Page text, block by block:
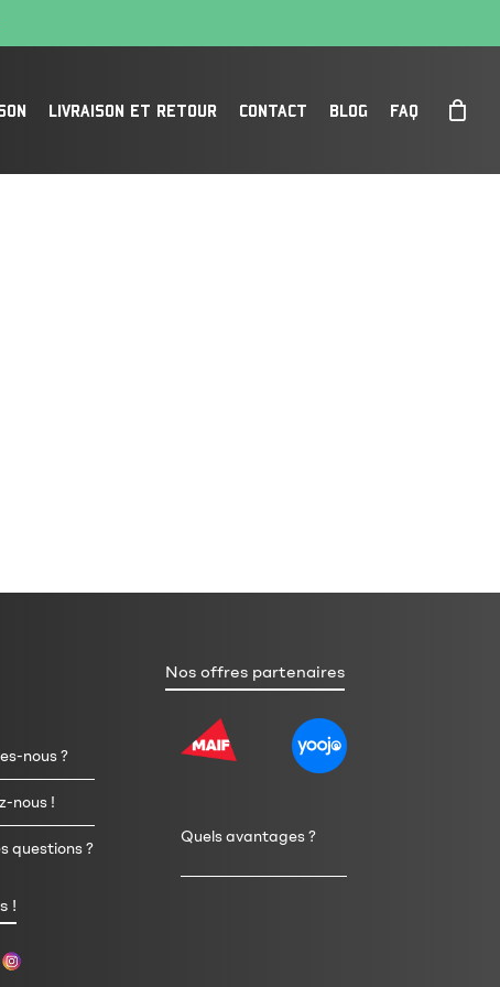
LIVRAISON ET RETOUR CONTACT BLOG FAQ
nous ?
nous !
questions ?
!
Nos offres partenaires
Quels avantages ?